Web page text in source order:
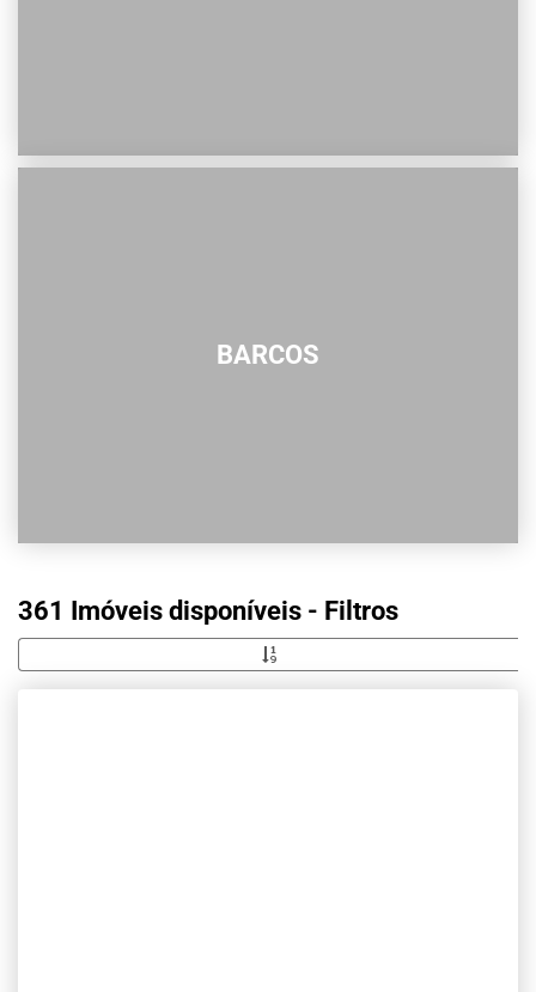
BARCOS
361 Imóveis disponíveis - Filtros